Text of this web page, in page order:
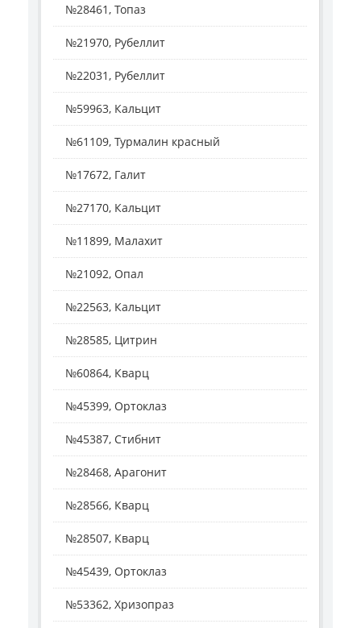
№28461, Топаз
№21970, Рубеллит
№22031, Рубеллит
№59963, Кальцит
№61109, Турмалин красный
№17672, Галит
№27170, Кальцит
№11899, Малахит
№21092, Опал
№22563, Кальцит
№28585, Цитрин
№60864, Кварц
№45399, Ортоклаз
№45387, Стибнит
№28468, Арагонит
№28566, Кварц
№28507, Кварц
№45439, Ортоклаз
№53362, Хризопраз